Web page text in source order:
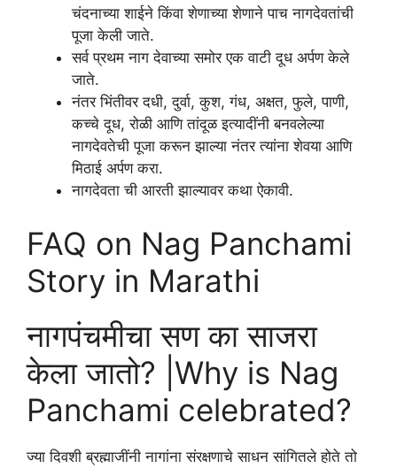
चंदनाच्या शाईने किंवा शेणाच्या शेणाने पाच नागदेवतांची
पूजा केली जाते.
सर्व प्रथम नाग देवाच्या समोर एक वाटी दूध अर्पण केले
जाते.
नंतर भिंतीवर दधी, दुर्वा, कुश, गंध, अक्षत, फुले, पाणी,
कच्चे दूध, रोळी आणि तांदूळ इत्यादींनी बनवलेल्या
नागदेवतेची पूजा करून झाल्या नंतर त्यांना शेवया आणि
मिठाई अर्पण करा.
नागदेवता ची आरती झाल्यावर कथा ऐकावी.
FAQ on Nag Panchami
Story in Marathi
नागपंचमीचा सण का साजरा
केला जातो? |Why is Nag
Panchami celebrated?
ज्या दिवशी ब्रह्माजींनी नागांना संरक्षणाचे साधन सांगितले होते तो